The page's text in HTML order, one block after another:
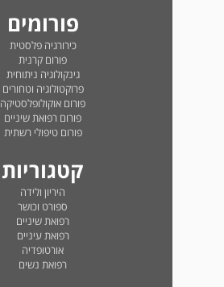
פורומים
כירורגיה פלסטית
פורום קרנית
גינקולוגיה ניתוחית
פרוקטולוגיה וטחורים
פורום אוקולופלסטיקה
פורום רפואת שיניים
פורום טיפולי רשתית
קטגוריות
היריון ולידה
ספורט וכושר
רפואת שיניים
רפואת עיניים
אורטופדיה
רפואת נשים